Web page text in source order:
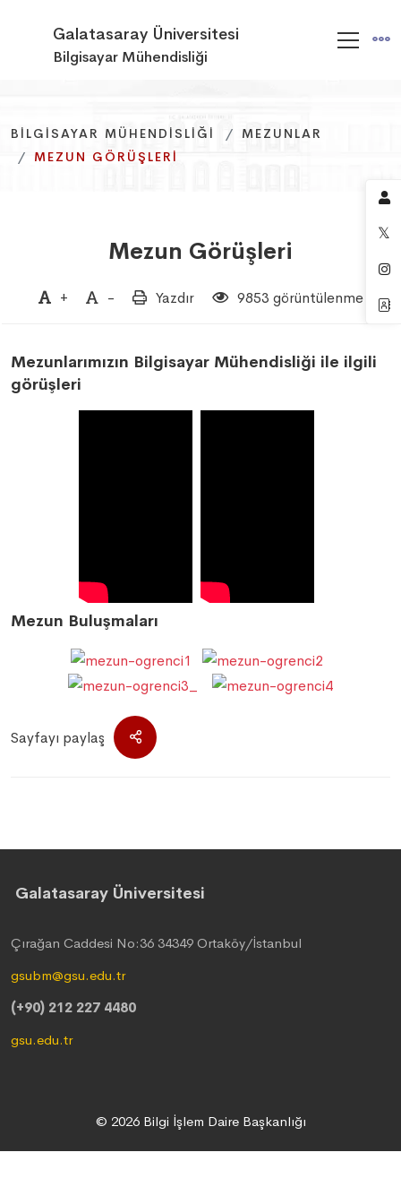
Galatasaray Üniversitesi
Bilgisayar Mühendisliği
BILGISAYAR MÜHENDISLIĞI
MEZUNLAR
MEZUN GÖRÜŞLERI
BILGISAYAR MÜHENDISLIĞI
MEZUNLAR
MEZUN GÖRÜŞLERI
BILGISAYAR MÜHENDISLIĞI
MEZUNLAR
MEZUN GÖRÜŞLERI
Mezun Görüşleri
+ - Yazdır 9853 görüntülenme
Mezunlarımızın Bilgisayar Mühendisliği ile ilgili
görüşleri
Mezun Buluşmaları
Sayfayı paylaş
Galatasaray Üniversitesi
Çırağan Caddesi No:36 34349 Ortaköy/İstanbul
gsubm@gsu.edu.tr
(+90) 212 227 4480
gsu.edu.tr
© 2026 Bilgi İşlem Daire Başkanlığı